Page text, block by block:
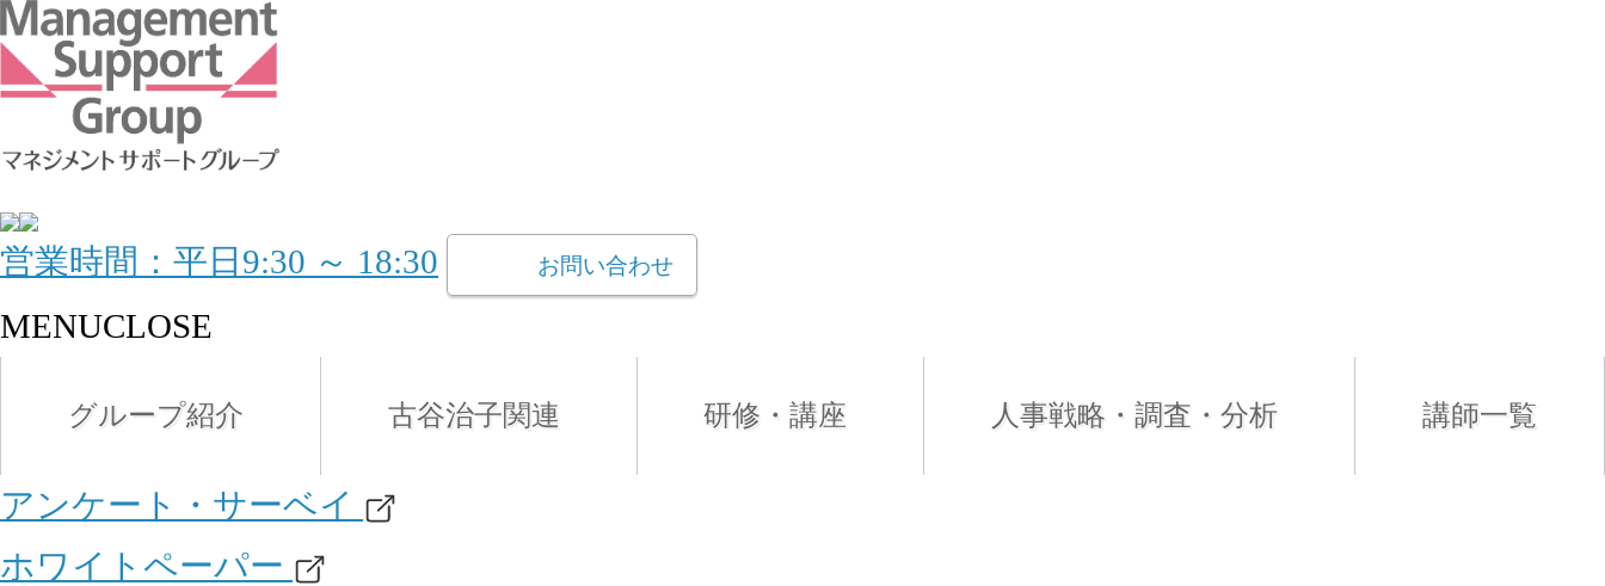
営業時間：平日9:30 ～ 18:30 お問い合わせ
MENUCLOSE
グループ紹介 古谷治子関連 研修・講座 人事戦略・調査・分析 講師一覧
アンケート・サーベイ
ホワイトペーパー